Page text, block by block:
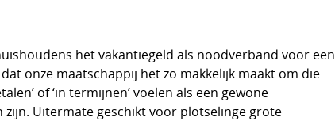
het vakantiegeld als noodverband voor een
onze maatschappij het zo makkelijk maakt om die
of ‘in termijnen’ voelen als een gewone
Uitermate geschikt voor plotselinge grote